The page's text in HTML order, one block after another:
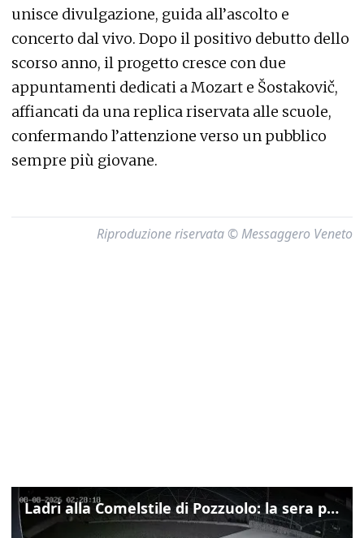
unisce divulgazione, guida all’ascolto e
concerto dal vivo. Dopo il positivo debutto dello
scorso anno, il progetto cresce con due
appuntamenti dedicati a Mozart e Šostakovič,
affiancati da una replica riservata alle scuole,
confermando l’attenzione verso un pubblico
sempre più giovane.
Riproduzione riservata © Messaggero Veneto
Ladri alla Comelstile di Pozzuolo: la sera prima il tentato furto a Buja, ecco le immagini